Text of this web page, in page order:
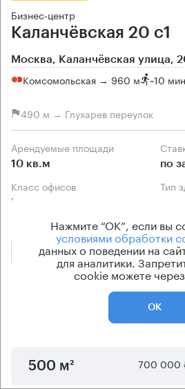
Бизнес-центр
Каланчёвская 20 с1
Москва, Каланчёвская улица,
Комсомольская → 960 м ~10 мин
490 м → Глухарев переулок
Арендуемые площади
10 кв.м по
Класс офисов
B
Тип
Позвонить Получить
Предложения по аренде
500 м² 700 000
Нажмите “ОК”, если вы
условиями обработки
данных о поведении на
для аналитики.
cookie можете
ОК